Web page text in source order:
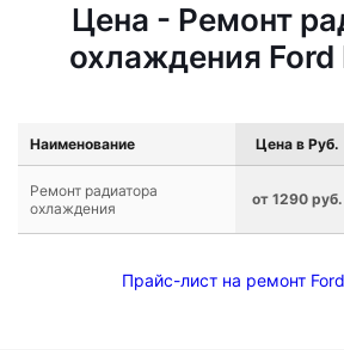
Цена - Ремонт
охлаждения Ford
Наименование Цена в Руб.
Ремонт радиатора
охлаждения
от 1290 руб.
Прайс-лист на ремонт